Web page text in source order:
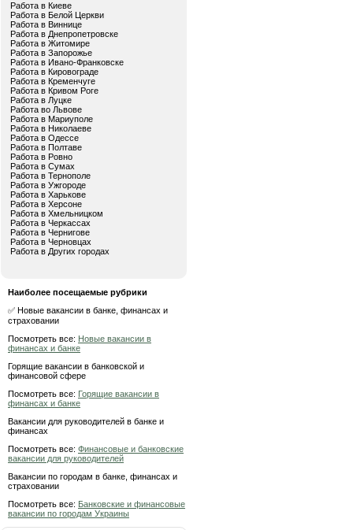
Работа в Киеве
Работа в Белой Церкви
Работа в Виннице
Работа в Днепропетровске
Работа в Житомире
Работа в Запорожье
Работа в Ивано-Франковске
Работа в Кировограде
Работа в Кременчуге
Работа в Кривом Роге
Работа в Луцке
Работа во Львове
Работа в Мариуполе
Работа в Николаеве
Работа в Одессе
Работа в Полтаве
Работа в Ровно
Работа в Сумах
Работа в Тернополе
Работа в Ужгороде
Работа в Харькове
Работа в Херсоне
Работа в Хмельницком
Работа в Черкассах
Работа в Чернигове
Работа в Черновцах
Работа в Других городах
Наиболее посещаемые рубрики
✅ Новые вакансии в банке, финансах и
страховании
Посмотреть все: Новые вакансии в
финансах и банке
Горящие вакансии в банковской и
финансовой сфере
Посмотреть все: Горящие вакансии в
финансах и банке
Вакансии для руководителей в банке и
финансах
Посмотреть все: Финансовые и банковские
вакансии для руководителей
Вакансии по городам в банке, финансах и
страховании
Посмотреть все: Банковские и финансовые
вакансии по городам Украины